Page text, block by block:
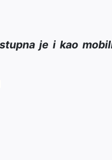
je i kao